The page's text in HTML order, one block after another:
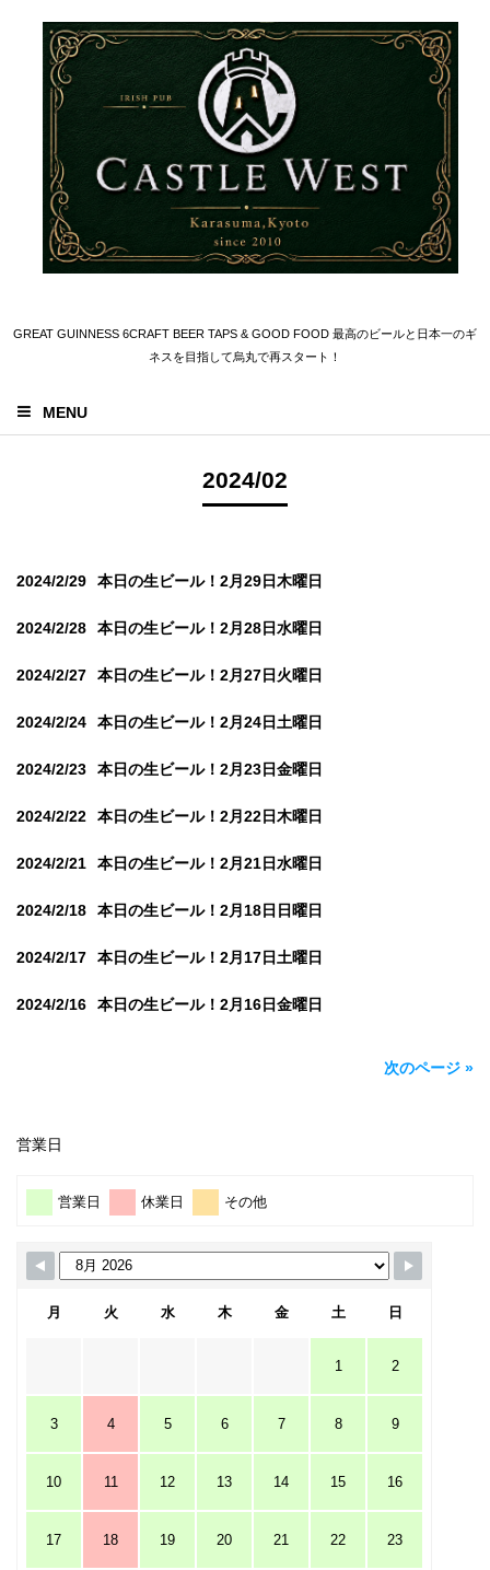
GREAT GUINNESS 6CRAFT BEER TAPS & GOOD FOOD 最高のビールと日本一のギ
ネスを目指して烏丸で再スタート！
MENU
2024/02
2024/2/29 本日の生ビール！2月29日木曜日
2024/2/28 本日の生ビール！2月28日水曜日
2024/2/27 本日の生ビール！2月27日火曜日
2024/2/24 本日の生ビール！2月24日土曜日
2024/2/23 本日の生ビール！2月23日金曜日
2024/2/22 本日の生ビール！2月22日木曜日
2024/2/21 本日の生ビール！2月21日水曜日
2024/2/18 本日の生ビール！2月18日日曜日
2024/2/17 本日の生ビール！2月17日土曜日
2024/2/16 本日の生ビール！2月16日金曜日
次のページ »
営業日
営業日 休業日 その他
月 火 水 木 金 土 日
1 2
3 4 5 6 7 8 9
10 11 12 13 14 15 16
17 18 19 20 21 22 23